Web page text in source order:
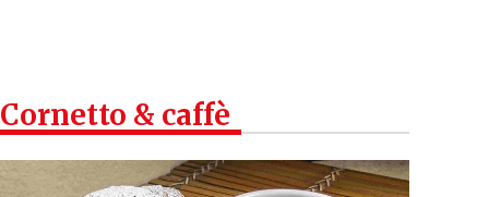
Cornetto & caffè